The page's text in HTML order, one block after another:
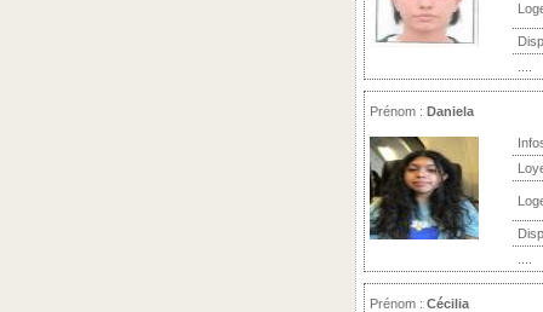
Prénom : Daniela
Prénom : Cécilia